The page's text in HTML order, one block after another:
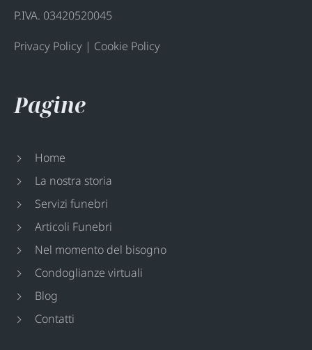
P.IVA. 03420520045
Privacy Policy | Cookie Policy
Pagine
Home
La nostra storia
Servizi funebri
Articoli Funebri
Nel momento del bisogno
Condoglianze virtuali
Blog
Contatti